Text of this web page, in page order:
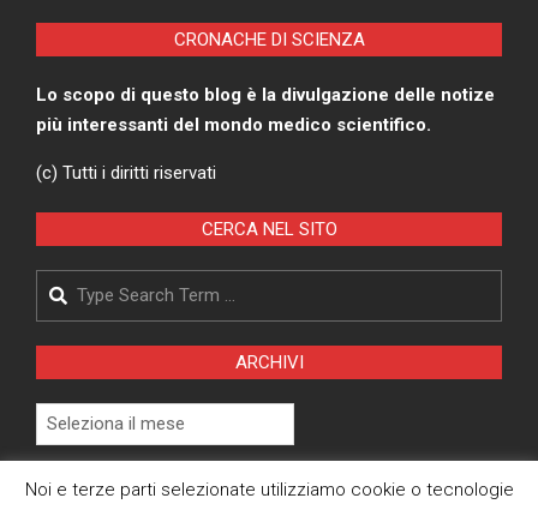
CRONACHE DI SCIENZA
Lo scopo di questo blog è la divulgazione delle notize
più interessanti del mondo medico scientifico.
(c) Tutti i diritti riservati
CERCA NEL SITO
Search
ARCHIVI
Archivi
Pagina Privacy Policy
Noi e terze parti selezionate utilizziamo cookie o tecnologie